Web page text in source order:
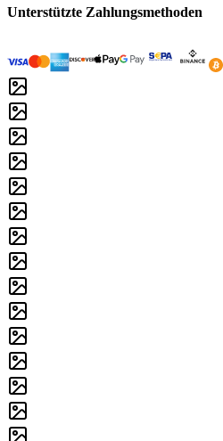
Unterstützte Zahlungsmethoden